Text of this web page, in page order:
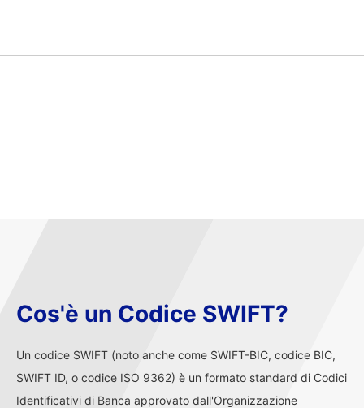
Cos'è un Codice SWIFT?
Un codice SWIFT (noto anche come SWIFT-BIC, codice BIC,
SWIFT ID, o codice ISO 9362) è un formato standard di Codici
Identificativi di Banca approvato dall'Organizzazione